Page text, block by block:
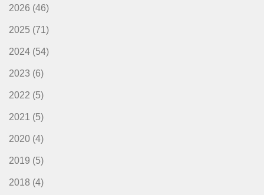
2026 (46)
2025 (71)
2024 (54)
2023 (6)
2022 (5)
2021 (5)
2020 (4)
2019 (5)
2018 (4)